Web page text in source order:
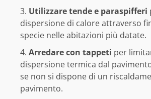
Utilizzare tende e paraspifferi
dispersione di calore attraverso
specie nelle abitazioni più datate.
Arredare con tappeti per
dispersione termica dal
se non si dispone di un
pavimento.